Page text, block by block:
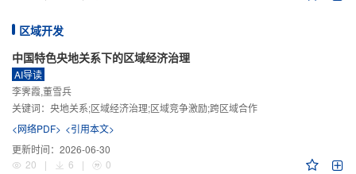
区域开发
中国特色央地关系下的区域经济治理
AI导读
李霁霞,董雪兵
关键词： 央地关系;区域经济治理;区域竞争激励;跨区域合作
<网络PDF> <引用本文>
更新时间： 2026-06-30
20
| 6 | 0